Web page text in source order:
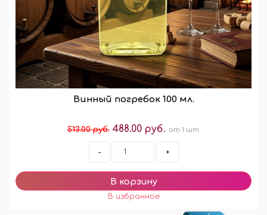
Винный погребок 100 мл.
513.00 руб. 488.00 руб. от 1 шт.
- +